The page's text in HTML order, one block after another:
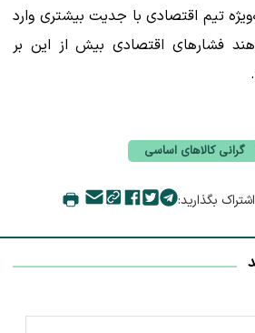
تیم اقتصادی با جدیت بیشتری وارد
فشار‌های اقتصادی بیش از این بر
گرانی کالاهای اساسی
بگذارید: